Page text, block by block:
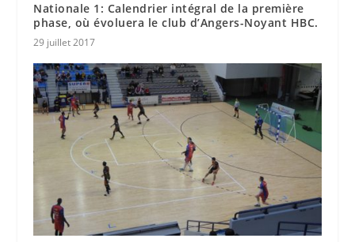
Nationale 1: Calendrier intégral de la première
phase, où évoluera le club d’Angers-Noyant HBC.
29 juillet 2017